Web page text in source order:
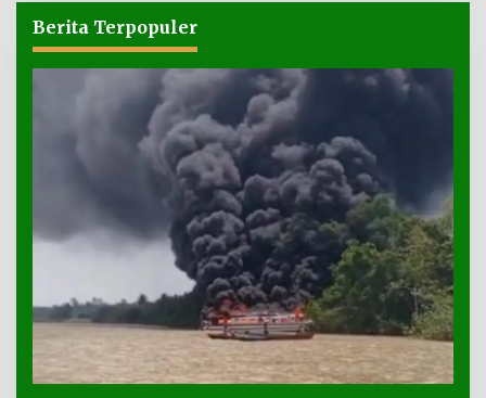
Berita Terpopuler